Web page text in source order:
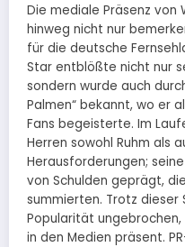
Die mediale Präsenz von
hinweg nicht nur
für die deutsche
Star entblößte nicht nur
sondern wurde auch
Palmen“ bekannt, wo er
Fans begeisterte. Im
Herren sowohl Ruhm als
Herausforderungen;
von Schulden geprägt,
summierten. Trotz dieser
Popularität
in den Medien präsent.